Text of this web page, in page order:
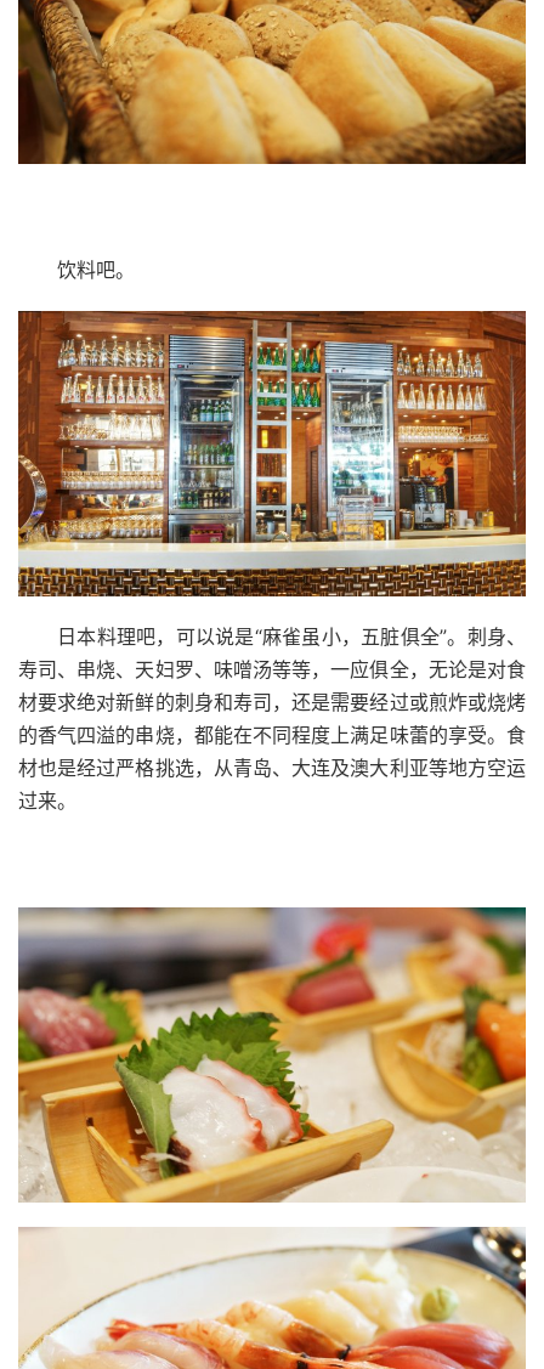
饮料吧。
日本料理吧，可以说是“麻雀虽小，五脏俱全”。刺身、
寿司、串烧、天妇罗、味噌汤等等，一应俱全，无论是对食
材要求绝对新鲜的刺身和寿司，还是需要经过或煎炸或烧烤
的香气四溢的串烧，都能在不同程度上满足味蕾的享受。食
材也是经过严格挑选，从青岛、大连及澳大利亚等地方空运
过来。